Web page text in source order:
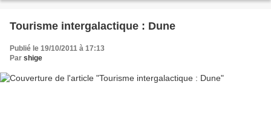
Tourisme intergalactique : Dune
Publié le 19/10/2011 à 17:13
Par shige